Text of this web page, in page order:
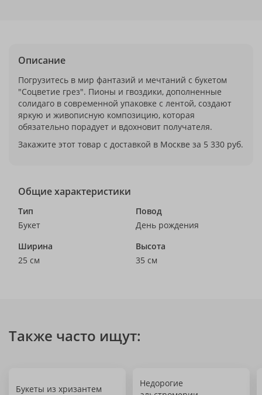
Описание
Погрузитесь в мир фантазий и мечтаний с букетом
"Соцветие грез". Пионы и гвоздики, дополненные
солидаго в современной упаковке с лентой, создают
яркую и живописную композицию, которая
обязательно порадует и вдохновит получателя.
Закажите этот товар с доставкой в Москве за 5 330 руб.
Общие характеристики
Тип
Букет
Повод
День рождения
Ширина
25 см
Высота
35 см
Также часто ищут:
Букеты из хризантем
Недорогие